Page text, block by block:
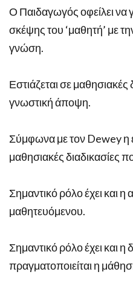
Ο Παιδαγωγός οφείλει να
σκέψης του ‘μαθητή’ με
γνώση.
Εστιάζεται σε
γνωστική άποψη.
Σύμφωνα με τον Dewey η
μαθησιακές διαδικασίες
Σημαντικό ρόλο έχει και η
μαθητευόμενου.
Σημαντικό ρόλο έχει και η
πραγματοποιείται η